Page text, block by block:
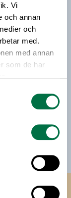
Vi
och annan
och
med.
med annan
som de har
till vårt
när som helst